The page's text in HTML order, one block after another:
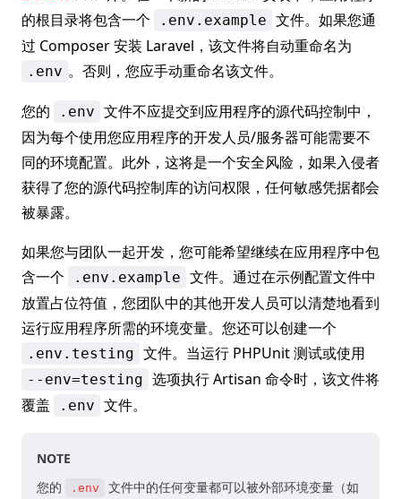
的根目录将包含一个
.env.example 文件。如果您通
过 Composer 安装 Laravel，该文件将自动重命名为
.env 。否则，您应手动重命名该文件。
您的 .env 文件不应提交到应用程序的源代码控制中，
因为每个使用您应用程序的开发人员/服务器可能需要不
同的环境配置。此外，这将是一个安全风险，如果入侵者
获得了您的源代码控制库的访问权限，任何敏感凭据都会
被暴露。
如果您与团队一起开发，您可能希望继续在应用程序中包
含一个
.env.example 文件。通过在示例配置文件中
放置占位符值，您团队中的其他开发人员可以清楚地看到
运行应用程序所需的环境变量。您还可以创建一个
.env.testing 文件。当运行 PHPUnit 测试或使用
--env=testing 选项执行 Artisan 命令时，该文件将
覆盖
.env 文件。
NOTE
您的
.env
文件中的任何变量都可以被外部环境变量（如